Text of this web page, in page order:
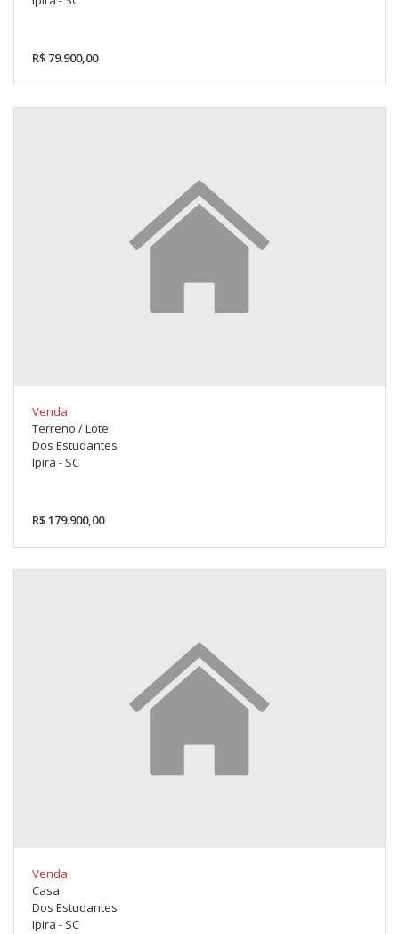
R$ 79.900,00
Venda
Terreno / Lote
Dos Estudantes
Ipira - SC
R$ 179.900,00
Venda
Casa
Dos Estudantes
Ipira - SC